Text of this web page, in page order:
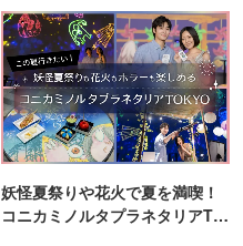
妖怪夏祭りや花火で夏を満喫！
コニカミノルタプラネタリアTO